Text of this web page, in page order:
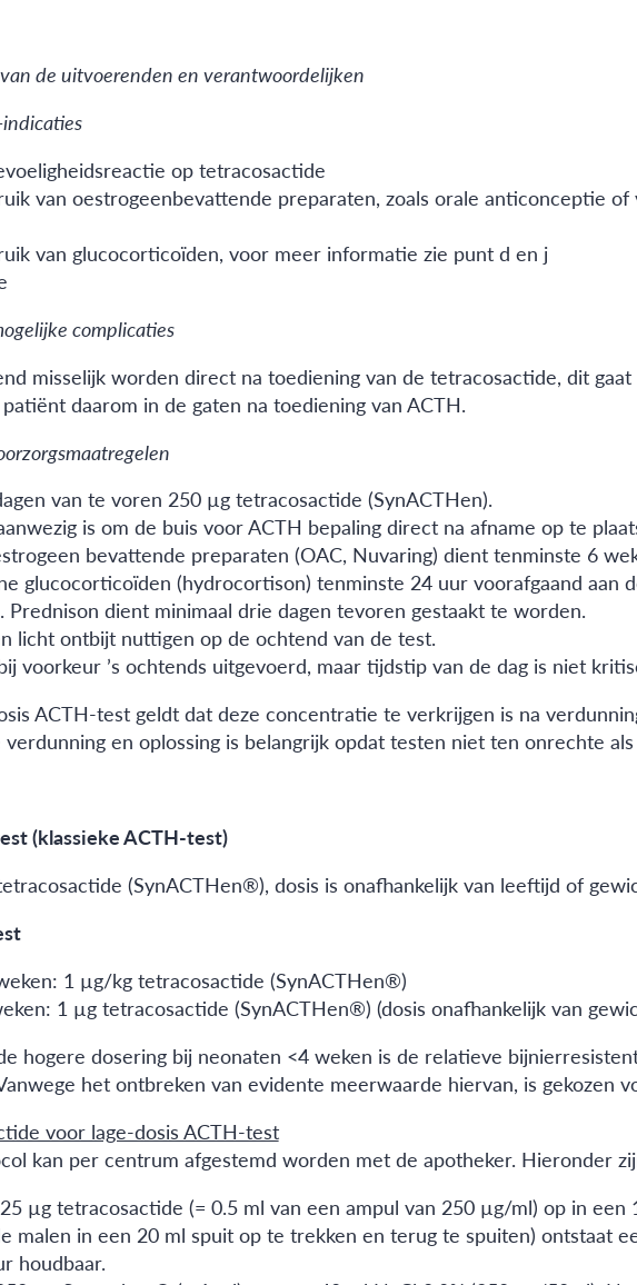
de uitvoerenden en verantwoordelijken
op tetracosactide
van oestrogeenbevattende preparaten, zoals orale anticonceptie
van glucocorticoïden, voor meer informatie zie punt d en j
complicaties
misselijk worden direct na toediening van de tetracosactide, dit
daarom in de gaten na toediening van ACTH.
van te voren 250 µg tetracosactide (SynACTHen).
is om de buis voor ACTH bepaling direct na afname op te
bevattende preparaten (OAC, Nuvaring) dient tenminste 6
glucocorticoïden (hydrocortison) tenminste 24 uur voorafgaand
Prednison dient minimaal drie dagen tevoren gestaakt te worden.
licht ontbijt nuttigen op de ochtend van de test.
voorkeur ’s ochtends uitgevoerd, maar tijdstip van de dag is niet
ACTH-test geldt dat deze concentratie te verkrijgen is na
verdunning en oplossing is belangrijk opdat testen niet ten onrechte
(klassieke ACTH-test)
(SynACTHen®), dosis is onafhankelijk van leeftijd of
1 µg/kg tetracosactide (SynACTHen®)
1 µg tetracosactide (SynACTHen®) (dosis onafhankelijk van
hogere dosering bij neonaten <4 weken is de relatieve
het ontbreken van evidente meerwaarde hiervan, is gekozen
voor lage-dosis ACTH-test
kan per centrum afgestemd worden met de apotheker. Hieronder
µg tetracosactide (= 0.5 ml van een ampul van 250 µg/ml) op in
malen in een 20 ml spuit op te trekken en terug te spuiten) ontstaat
houdbaar.